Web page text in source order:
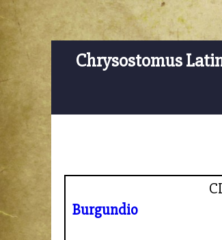
Chrysostomus
Burgundio